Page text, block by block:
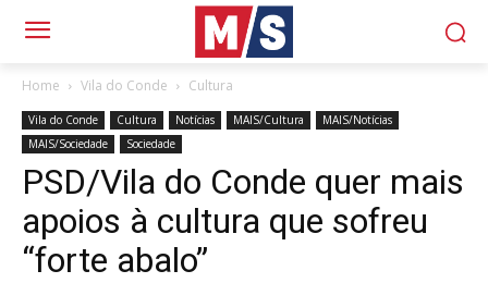
Home Vila do Conde Cultura
Vila do Conde Cultura Notícias MAIS/Cultura
MAIS/Notícias
MAIS/Sociedade
Sociedade
PSD/Vila do Conde quer mais
apoios à cultura que sofreu
“forte abalo”